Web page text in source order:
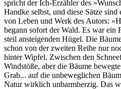
spricht der Ich-Erzähler des
Handke selbst, und diese Sätze
von Leben und Werk des Autors:
begann sofort der Wald. Es war ein
steil ansteigenden Hügel. Die
schon von der zweiten Reihe nur
hinter Wipfel. Zwischen den
Windstöße, aber die Bäume
Grab... auf die unbeweglichen
Natur wirklich unbarmherzig. Das